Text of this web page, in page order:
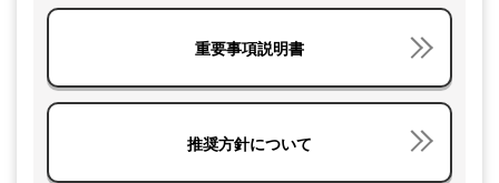
重要事項説明書
推奨方針について